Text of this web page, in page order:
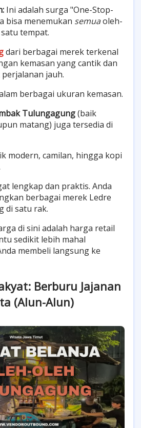
Ini adalah surga "One-Stop-
bisa menemukan semuaoleh-
tempat.
dari berbagai merek terkenal
kemasan yang cantik dan
jauh.
berbagai ukuran kemasan.
Tulungagung(baik
matang) juga tersedia di
modern, camilan, hingga kopi
lengkap dan praktis. Anda
berbagai merek Ledre
di satu rak.
di sini adalah harga retail
sedikit lebih mahal
membeli langsung ke
Berburu Jajanan
(Alun-Alun)